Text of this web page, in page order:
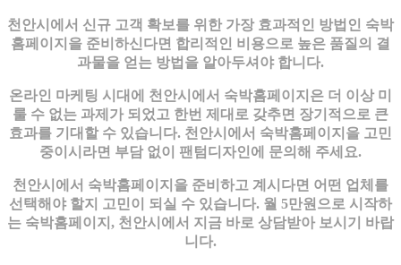
천안시에서 신규 고객 확보를 위한 가장 효과적인 방법인 숙박
홈페이지을 준비하신다면 합리적인 비용으로 높은 품질의 결
과물을 얻는 방법을 알아두셔야 합니다.
온라인 마케팅 시대에 천안시에서 숙박홈페이지은 더 이상 미
룰 수 없는 과제가 되었고 한번 제대로 갖추면 장기적으로 큰
효과를 기대할 수 있습니다. 천안시에서 숙박홈페이지을 고민
중이시라면 부담 없이 팬텀디자인에 문의해 주세요.
천안시에서 숙박홈페이지을 준비하고 계시다면 어떤 업체를
선택해야 할지 고민이 되실 수 있습니다. 월 5만원으로 시작하
는 숙박홈페이지, 천안시에서 지금 바로 상담받아 보시기 바랍
니다.